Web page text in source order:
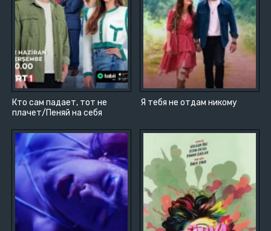
Кто сам падает, тот не
плачет/Пеняй на себя
Я тебя не отдам никому